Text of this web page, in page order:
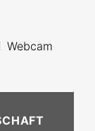
Webcam